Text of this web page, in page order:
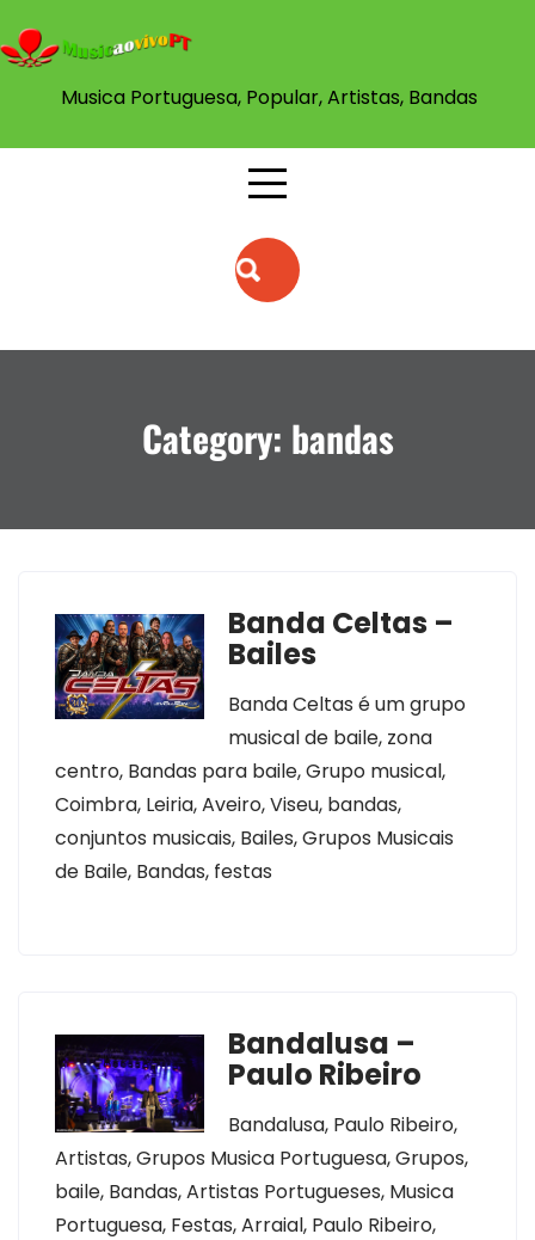
to
content
Musica Portuguesa, Popular, Artistas, Bandas
Category: bandas
Banda Celtas –
Bailes
Banda Celtas é um grupo
musical de baile, zona
centro, Bandas para baile, Grupo musical,
Coimbra, Leiria, Aveiro, Viseu, bandas,
conjuntos musicais, Bailes, Grupos Musicais
de Baile, Bandas, festas
Bandalusa –
Paulo Ribeiro
Bandalusa, Paulo Ribeiro,
Artistas, Grupos Musica Portuguesa, Grupos,
baile, Bandas, Artistas Portugueses, Musica
Portuguesa, Festas, Arraial, Paulo Ribeiro,